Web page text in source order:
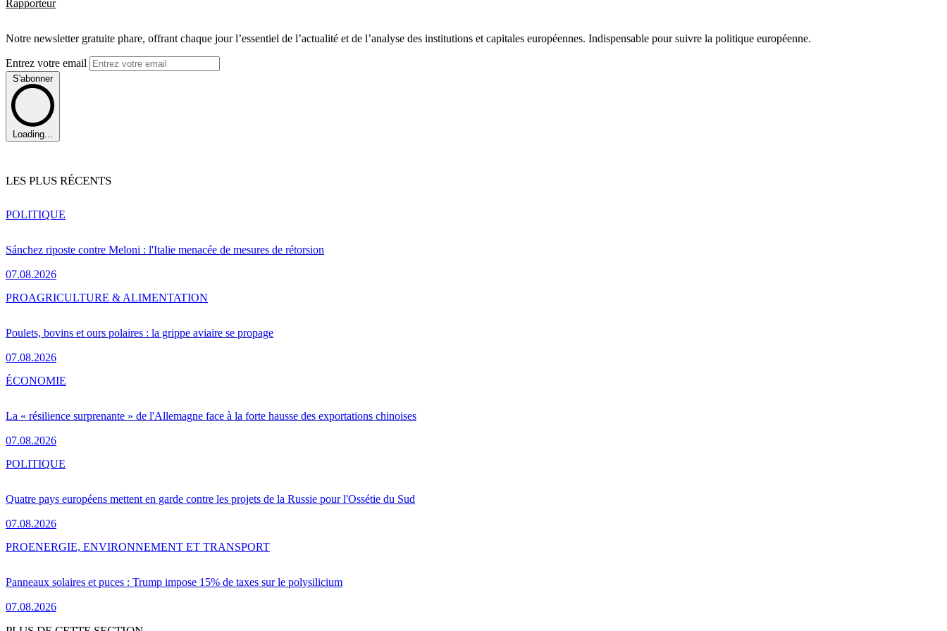
Rapporteur
Notre newsletter gratuite phare, offrant chaque jour l’essentiel de l’actualité et de l’analyse des institutions et capitales européennes. Indispensable pour suivre la politique européenne.
Entrez votre email
S'abonner
Loading...
LES PLUS RÉCENTS
Sánchez riposte contre Meloni : l'Italie menacée de mesures de rétorsion
07.08.2026
POLITIQUE
Poulets, bovins et ours polaires : la grippe aviaire se propage
07.08.2026
PROAGRICULTURE & ALIMENTATION
La « résilience surprenante » de l'Allemagne face à la forte hausse des exportations chinoises
07.08.2026
ÉCONOMIE
Quatre pays européens mettent en garde contre les projets de la Russie pour l'Ossétie du Sud
07.08.2026
POLITIQUE
Panneaux solaires et puces : Trump impose 15% de taxes sur le polysilicium
07.08.2026
PROENERGIE, ENVIRONNEMENT ET TRANSPORT